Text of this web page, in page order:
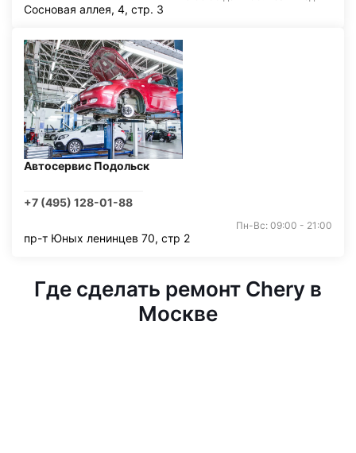
Сосновая аллея, 4, стр. 3
Автосервис Подольск
+7 (495) 128-01-88
Пн-Вс: 09:00 - 21:00
пр-т Юных ленинцев 70, стр 2
Где сделать ремонт Chery в
Москве